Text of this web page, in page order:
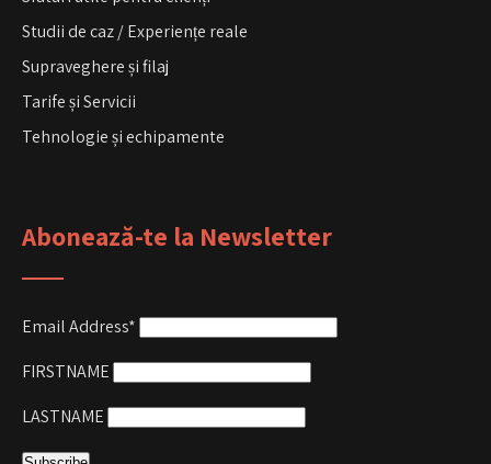
Studii de caz / Experiențe reale
Supraveghere și filaj
Tarife și Servicii
Tehnologie și echipamente
Abonează-te la Newsletter
Email Address*
FIRSTNAME
LASTNAME